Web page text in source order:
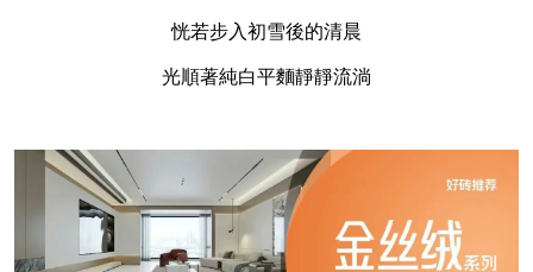
恍若步入初雪後的清晨
光順著純白平麵靜靜流淌